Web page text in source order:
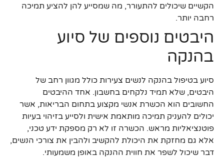
הקשיים שיכולים להתעורר, מה שמסייע להן להציע תמיכה
רחבה יותר.
היבטים נוספים של סיוע
בהנקה
סיוע בטיפול בהנקה לנשים צעירות כולל מגוון רחב של
היבטים, שלא תמיד נלקחים בחשבון. אחד ההיבטים
החשובים הוא הכשרת אנשי מקצוע בתחום הבריאות, אשר
יכולים להעניק תמיכה מותאמת אישית ולסייע בזיהוי בעיות
פוטנציאליות מראש. הכשרה זו לא רק מספקת ידע טכני,
אלא גם מחזקת את היכולת להקשיב ולהבין את צורכי הנשים,
דבר שיכול לשפר את חווית ההנקה באופן משמעותי.